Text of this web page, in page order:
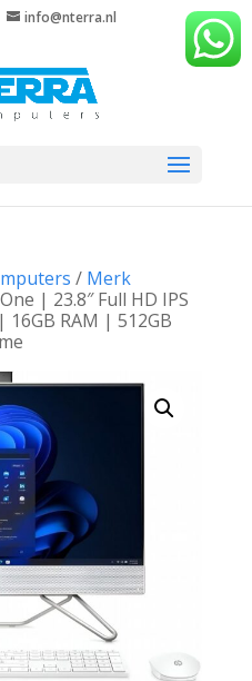
info@nterra.nl
/ Merk
| 23.8″ Full HD IPS
RAM | 512GB